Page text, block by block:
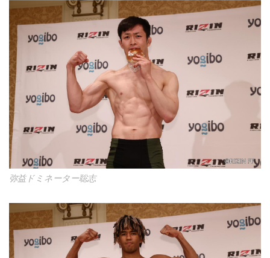
弥益ドミネーター聡志